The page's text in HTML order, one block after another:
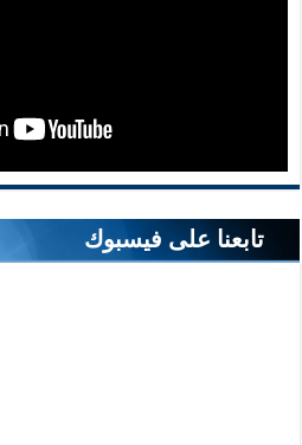
تابعنا على فيسبوك